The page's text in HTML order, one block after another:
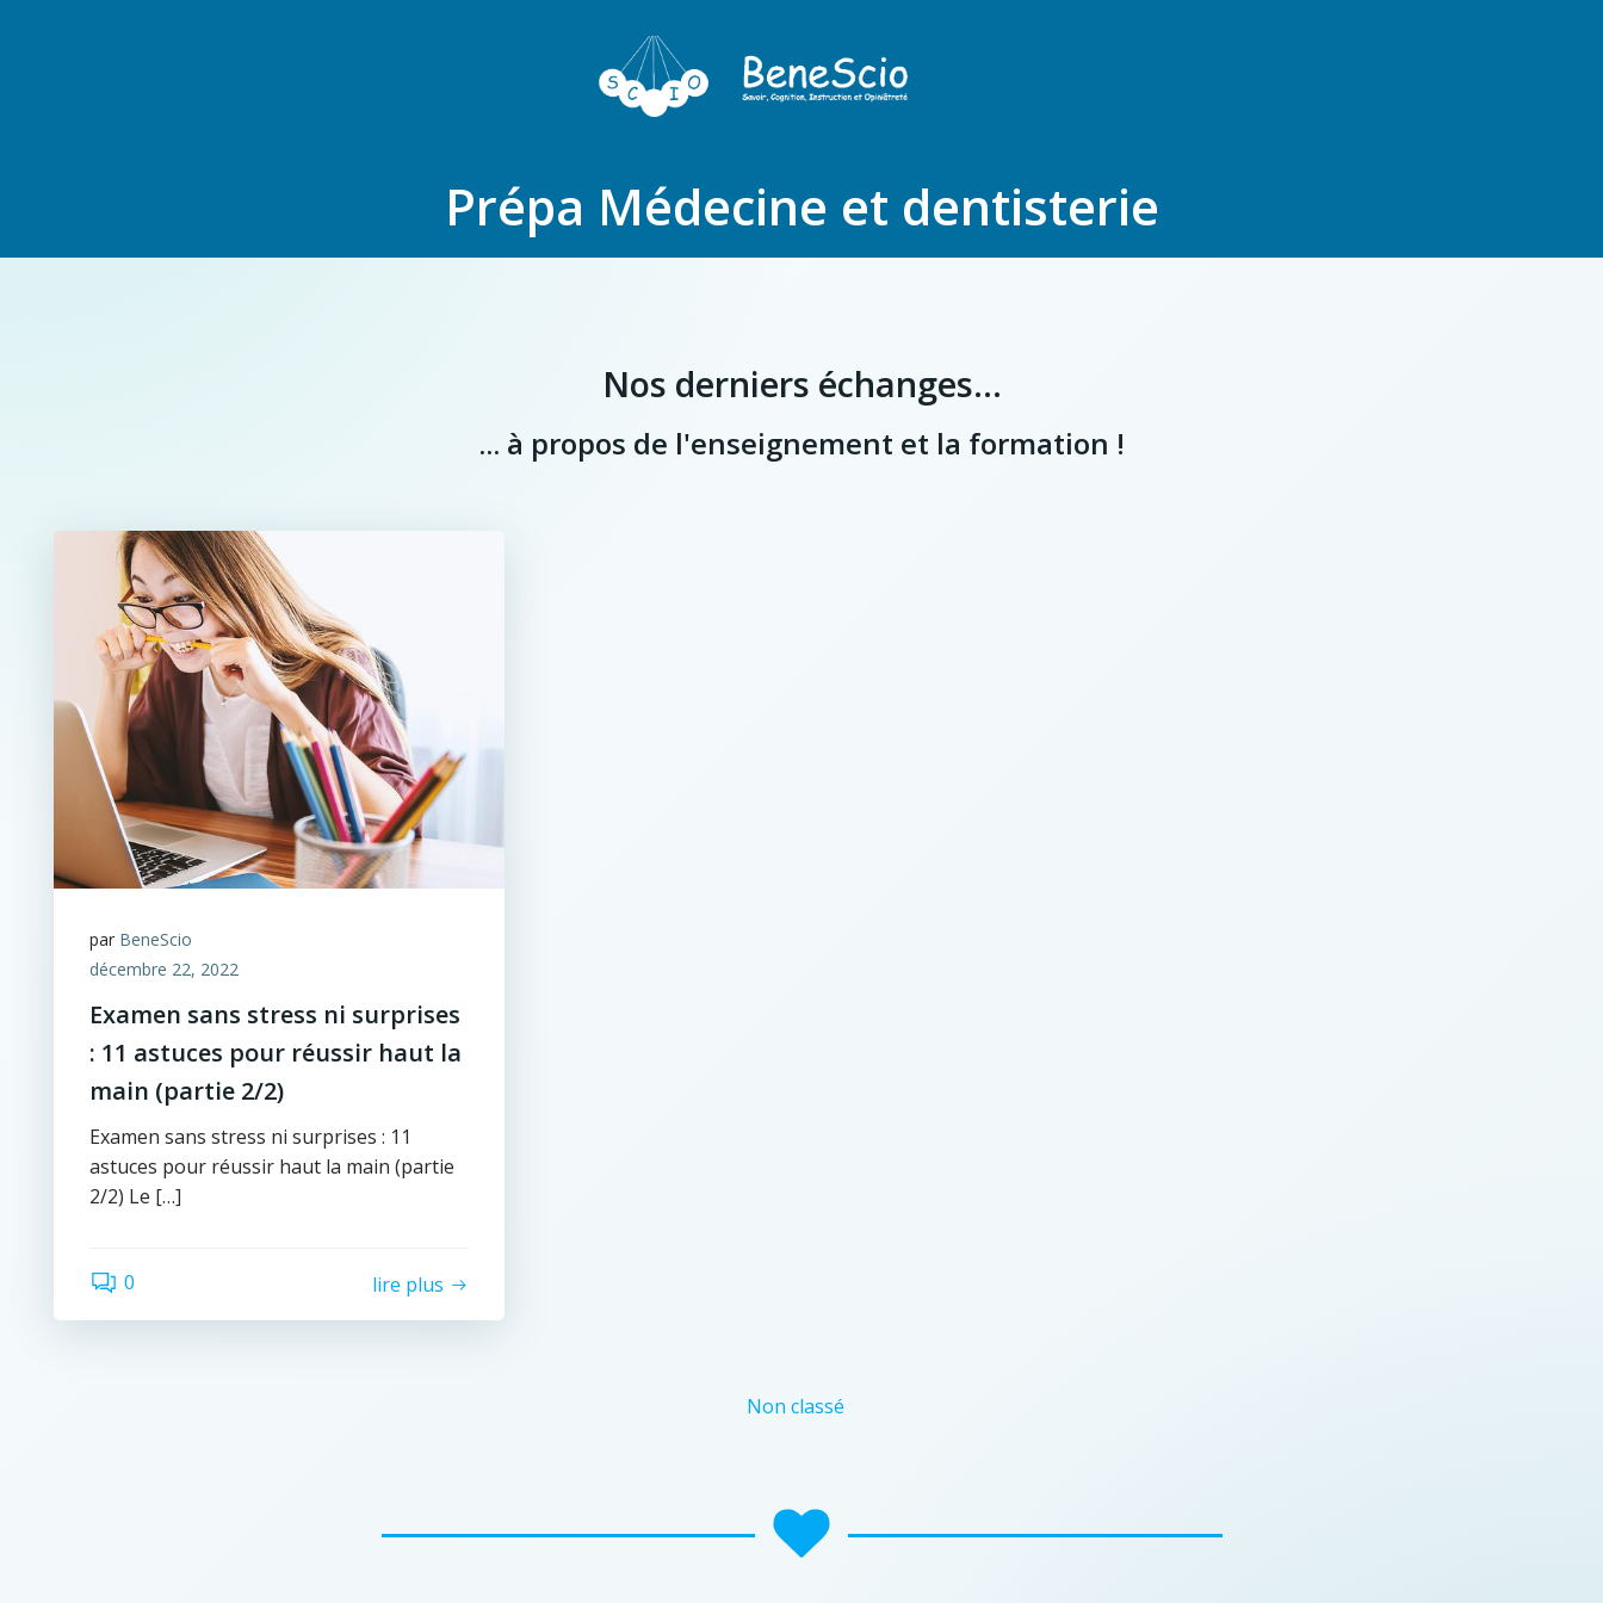
Prépa Médecine et dentisterie
Nos derniers échanges...
... à propos de l'enseignement et la formation !
par BeneScio
décembre 22, 2022
Examen sans stress ni surprises
: 11 astuces pour réussir haut la
main (partie 2/2)
Examen sans stress ni surprises : 11
astuces pour réussir haut la main (partie
2/2) Le […]
0 lire plus
Non classé